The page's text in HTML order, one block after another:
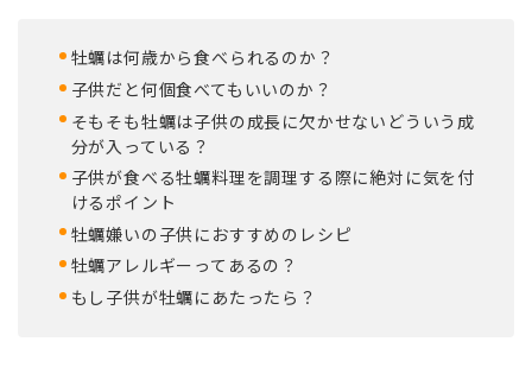
牡蠣は何歳から食べられるのか？
子供だと何個食べてもいいのか？
そもそも牡蠣は子供の成長に欠かせないどういう成
分が入っている？
子供が食べる牡蠣料理を調理する際に絶対に気を付
けるポイント
牡蠣嫌いの子供におすすめのレシピ
牡蠣アレルギーってあるの？
もし子供が牡蠣にあたったら？